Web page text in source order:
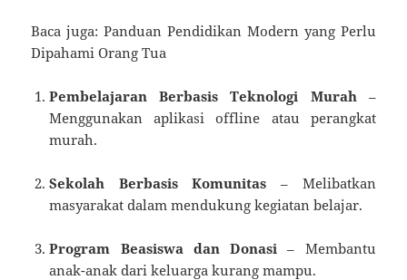
Baca juga: Panduan Pendidikan Modern yang Perlu
Dipahami Orang Tua
Pembelajaran Berbasis Teknologi Murah –
Menggunakan aplikasi offline atau perangkat
murah.
Sekolah Berbasis Komunitas – Melibatkan
masyarakat dalam mendukung kegiatan belajar.
Program Beasiswa dan Donasi – Membantu
anak-anak dari keluarga kurang mampu.